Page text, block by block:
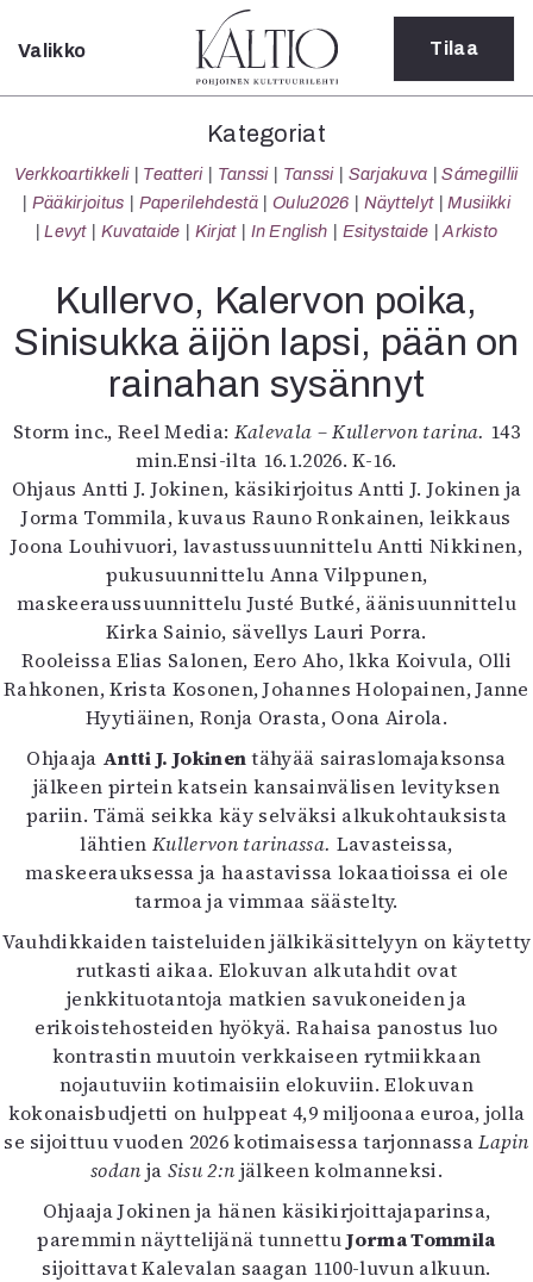
Sulje
Kategoriat
Verkkoartikkeli
Teatteri
Tanssi
Sarjakuva
Sámegillii
Pääkirjoitus
Paperilehdestä
Oulu2026
Näyttelyt
Musiikki
Levyt
Kuvataide
Kirjat
In English
Esitystaide
Arkisto
Lehdet
4/2026
2–3/2026
1/2026
6/2025
5/2025 saame
5/2025
Lehtiarkisto
Info
Tilaus ja irtonumerot
Yhteistyössä
Toimitus
Mediatiedot
Kaltio ry
Valikko Tilaa
Kategoriat
Verkkoartikkeli Teatteri Tanssi Tanssi Sarjakuva
Sámegillii
Pääkirjoitus
Paperilehdestä Oulu2026 Näyttelyt
Musiikki
Levyt
Kuvataide Kirjat In English Esitystaide Arkisto
Kullervo, Kalervon poika,
Sinisukka äijön lapsi, pään on
rainahan sysännyt
Storm inc., Reel Media: Kalevala – Kullervon tarina. 143
min.Ensi-ilta 16.1.2026. K-16.
Ohjaus Antti J. Jokinen, käsikirjoitus Antti J. Jokinen ja
Jorma Tommila, kuvaus Rauno Ronkainen, leikkaus
Joona Louhivuori, lavastussuunnittelu Antti Nikkinen,
pukusuunnittelu Anna Vilppunen,
maskeeraussuunnittelu Justé Butké, äänisuunnittelu
Kirka Sainio, sävellys Lauri Porra.
Rooleissa Elias Salonen, Eero Aho, lkka Koivula, Olli
Rahkonen, Krista Kosonen, Johannes Holopainen, Janne
Hyytiäinen, Ronja Orasta, Oona Airola.
Ohjaaja Antti J. Jokinentähyää sairaslomajaksonsa
jälkeen pirtein katsein kansainvälisen levityksen
pariin. Tämä seikka käy selväksi alkukohtauksista
lähtien Kullervon tarinassa. Lavasteissa,
maskeerauksessa ja haastavissa lokaatioissa ei ole
tarmoa ja vimmaa säästelty.
Vauhdikkaiden taisteluiden jälkikäsittelyyn on käytetty
rutkasti aikaa. Elokuvan alkutahdit ovat
jenkkituotantoja matkien savukoneiden ja
erikoistehosteiden hyökyä. Rahaisa panostus luo
kontrastin muutoin verkkaiseen rytmiikkaan
nojautuviin kotimaisiin elokuviin. Elokuvan
kokonaisbudjetti on hulppeat 4,9 miljoonaa euroa, jolla
se sijoittuu vuoden 2026 kotimaisessa tarjonnassaLapin
sodan ja Sisu 2:n jälkeen kolmanneksi.
Ohjaaja Jokinen ja hänen käsikirjoittajaparinsa,
paremmin näyttelijänä tunnettuJorma Tommila
sijoittavat Kalevalan saagan 1100-luvun alkuun.